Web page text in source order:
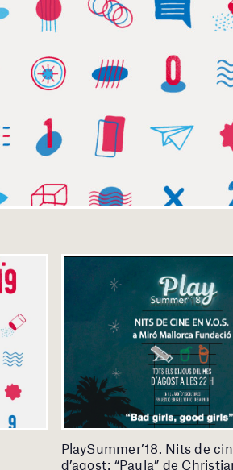
PlaySummer’18. Nits de
d’agost: “Paula” de